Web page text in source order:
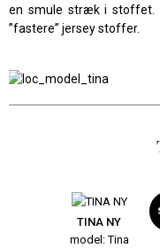
en smule stræk i stoffet.
”fastere” jersey stoffer.
TINA NY
model: Tina